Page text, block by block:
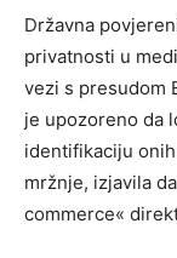
Državna
privatnosti u
vezi s presudom
je upozoreno da
identifikaciju
mržnje, izjavila
commerce«